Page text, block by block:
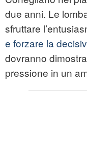
due anni. Le
sfruttare
e forzare la
dovranno
pressione in un